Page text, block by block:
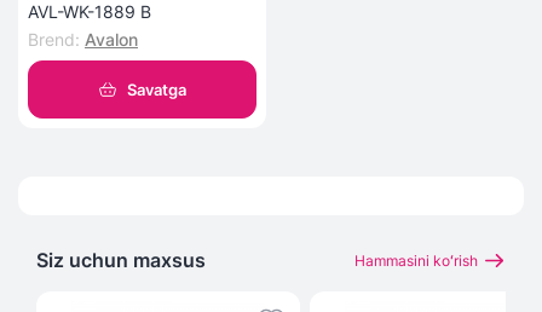
AVL-WK-1889 B
Brend: Avalon
Savatga
Siz uchun maxsus Hammasini koʻrish